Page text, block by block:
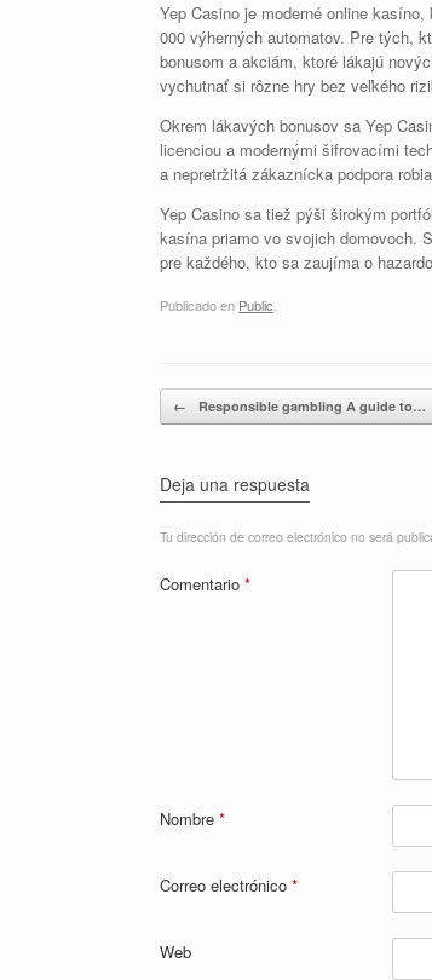
Yep Casino je moderné online
000 výherných automatov. Pre tých,
bonusom a akciám, ktoré lákajú
vychutnať si rôzne hry bez veľkého
Okrem lákavých bonusov sa Yep
licenciou a modernými šifrovacími
a nepretržitá zákaznícka podpora
Yep Casino sa tiež pýši širokým
kasína priamo vo svojich domovoch.
pre každého, kto sa zaujíma o
Publicado en Public
Navegador de artículos
← Responsible gambling A guide to…
Deja una respuesta
Tu dirección de correo electrónico no será
Comentario *
Nombre *
Correo electrónico *
Web